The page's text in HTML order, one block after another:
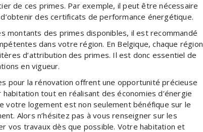
de ces primes. Par exemple, il peut être nécessaire
des certificats de performance énergétique.
montants des primes disponibles, il est recommandé
dans votre région. En Belgique, chaque région
d’attribution des primes. Il est donc essentiel de
en vigueur.
pour la rénovation offrent une opportunité précieuse
tout en réalisant des économies d’énergie
votre logement est non seulement bénéfique sur le
Alors n’hésitez pas à vous renseigner sur les
vos travaux dès que possible. Votre habitation et